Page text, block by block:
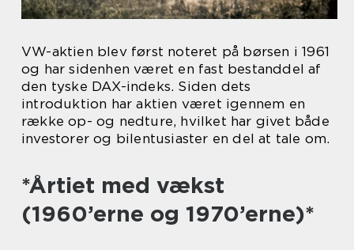
VW-aktien blev først noteret på børsen i 1961
og har sidenhen været en fast bestanddel af
den tyske DAX-indeks. Siden dets
introduktion har aktien været igennem en
række op- og nedture, hvilket har givet både
investorer og bilentusiaster en del at tale om.
*Årtiet med vækst
(1960’erne og 1970’erne)*